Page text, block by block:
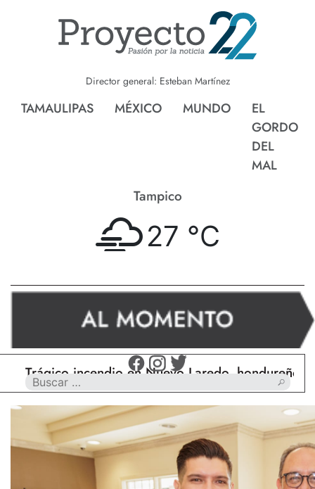
Director general: Esteban Martínez
TAMAULIPAS MÉXICO MUNDO
EL
GORDO
DEL
MAL
Tampico
27 °C
incendio en Nuevo Laredo, hondureño muere